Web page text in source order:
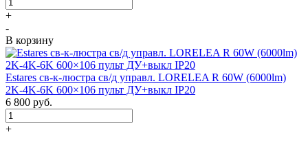
+
-
В корзину
Estares св-к-люстра св/д управл. LORELEA R 60W (6000lm)
2K-4K-6K 600×106 пульт ДУ+выкл IP20
6 800 руб.
+